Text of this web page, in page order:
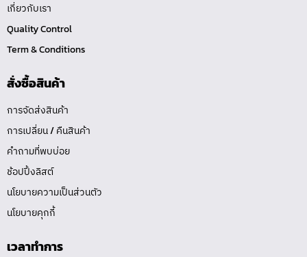
เกี่ยวกับเรา
Quality Control
Term & Conditions
สั่งซื้อสินค้า
การจัดส่งสินค้า
การเปลี่ยน / คืนสินค้า
คำถามที่พบบ่อย
ช้อปปิ้งลิสต์
นโยบายความเป็นส่วนตัว
นโยบายคุกกี้
เวลาทำการ